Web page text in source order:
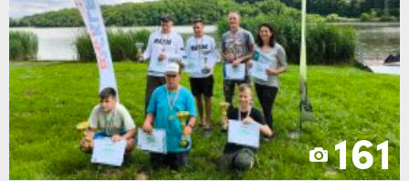
161